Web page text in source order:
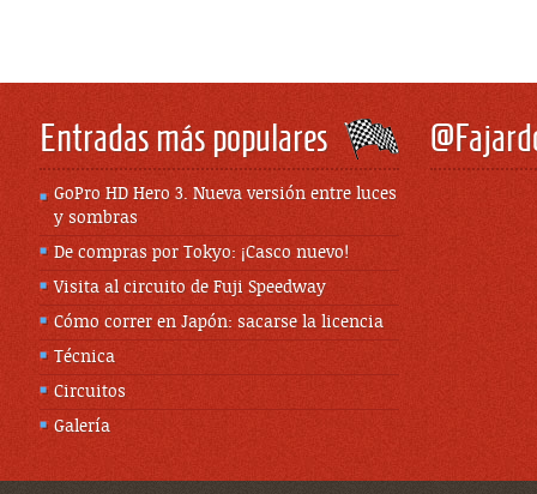
Entradas más populares
GoPro HD Hero 3. Nueva versión entre luces
y sombras
De compras por Tokyo: ¡Casco nuevo!
Visita al circuito de Fuji Speedway
Cómo correr en Japón: sacarse la licencia
Técnica
Circuitos
Galería